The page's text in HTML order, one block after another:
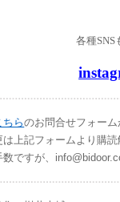
各種SNS
ちらのお問合せフォーム
上記フォームより購
ですが、